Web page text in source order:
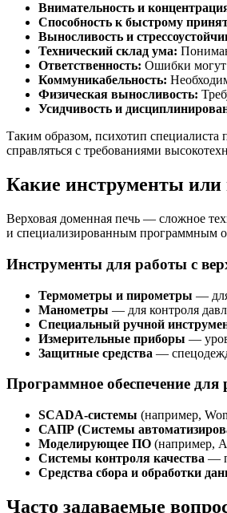
Внимательность и
Способность к быстрому
Выносливость и
Технический склад ума:
Ответственность: Ошибки могут
Коммуникабельность:
Физическая выносливость:
Усидчивость и
Таким образом, психотип специалиста
справляться с требованиями
Какие инструменты
Верховая доменная печь — сложное
и специализированным программным
Инструменты для работы с
Термометры и пирометры —
Манометры — для контроля
Специальный ручной
Измерительные приборы —
Защитные средства —
Программное обеспечение
SCADA-системы (например,
САПР (Системы
Моделирующее ПО (например,
Системы контроля качества —
Средства сбора и обработки
Часто задаваемые